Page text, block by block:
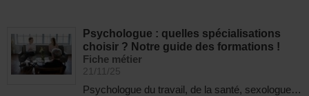
Psychologue : quelles spécialisations
choisir ? Notre guide des formations !
Fiche métier
21/11/25
Psychologue du travail, de la santé, sexologue…